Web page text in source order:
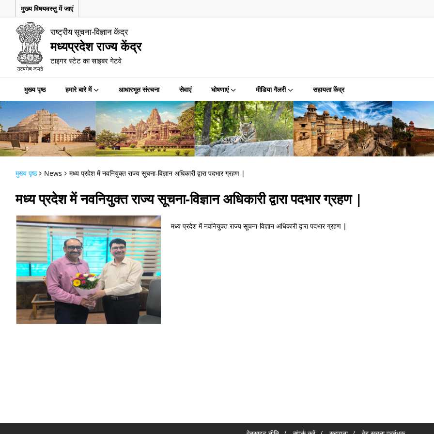
मुख्य विषयवस्तु में जाएं
राष्ट्रीय सूचना-विज्ञान केंद्र
मध्यप्रदेश राज्य केंद्र
टाइगर स्टेट का साइबर गेटवे
मुख्य पृष्ठ हमारे बारे में आधारभूत संरचना सेवाएं घोषणाएं मीडिया गैलरी सहायता केंद्र
मुख्य पृष्ठ News मध्य प्रदेश में नवनियुक्त राज्य सूचना-विज्ञान अधिकारी द्वारा पदभार ग्रहण |
मध्य प्रदेश में नवनियुक्त राज्य सूचना-विज्ञान अधिकारी द्वारा पदभार ग्रहण |
मध्य प्रदेश में नवनियुक्त राज्य सूचना-विज्ञान अधिकारी द्वारा पदभार ग्रहण |